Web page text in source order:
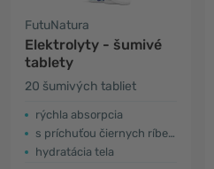
FutuNatura
Elektrolyty - šumivé
tablety
20 šumivých tabliet
rýchla absorpcia
s príchuťou čiernych ríbezlí
hydratácia tela